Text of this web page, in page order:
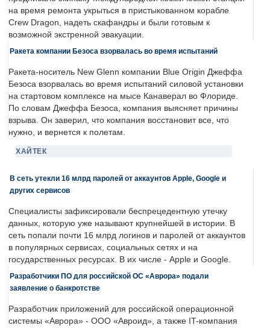
на время ремонта укрыться в пристыкованном корабле
Crew Dragon, надеть скафандры и были готовым к
возможной экстренной эвакуации.
Ракета компании Безоса взорвалась во время испытаний
Ракета-носитель New Glenn компании Blue Origin Джеффа
Безоса взорвалась во время испытаний силовой установки
на стартовом комплексе на мысе Канаверал во Флориде.
По словам Джеффа Безоса, компания выясняет причины
взрыва. Он заверил, что компания восстановит все, что
нужно, и вернется к полетам.
ХАЙТЕК
В сеть утекли 16 млрд паролей от аккаунтов Apple, Google и
других сервисов
Специалисты зафиксировали беспрецедентную утечку
данных, которую уже называют крупнейшей в истории. В
сеть попали почти 16 млрд логинов и паролей от аккаунтов
в популярных сервисах, социальных сетях и на
государственных ресурсах. В их числе - Apple и Google.
Разработчики ПО для российской ОС «Аврора» подали
заявление о банкротстве
Разработчик приложений для российской операционной
системы «Аврора» - ООО «Авроид», а также IT-компания